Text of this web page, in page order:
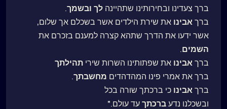
ברך צעדינו ובחירותינו שתהיינה לך ובשמך.
ברך אבינואת שירת הילדים אשר בשכלם אך שלום,
אשר ידעו את הדרך שתהא קצרה למענם בזכרם את
השמים.
ברך אבינואת שפתותינו השרות שירי תהילתך
ברך את אמרי פינו המהדהדים מחשבתך.
ברך אבינוכי ברכתך שורה בכל
ובשכלנו נדע ברכתךעד עולם."